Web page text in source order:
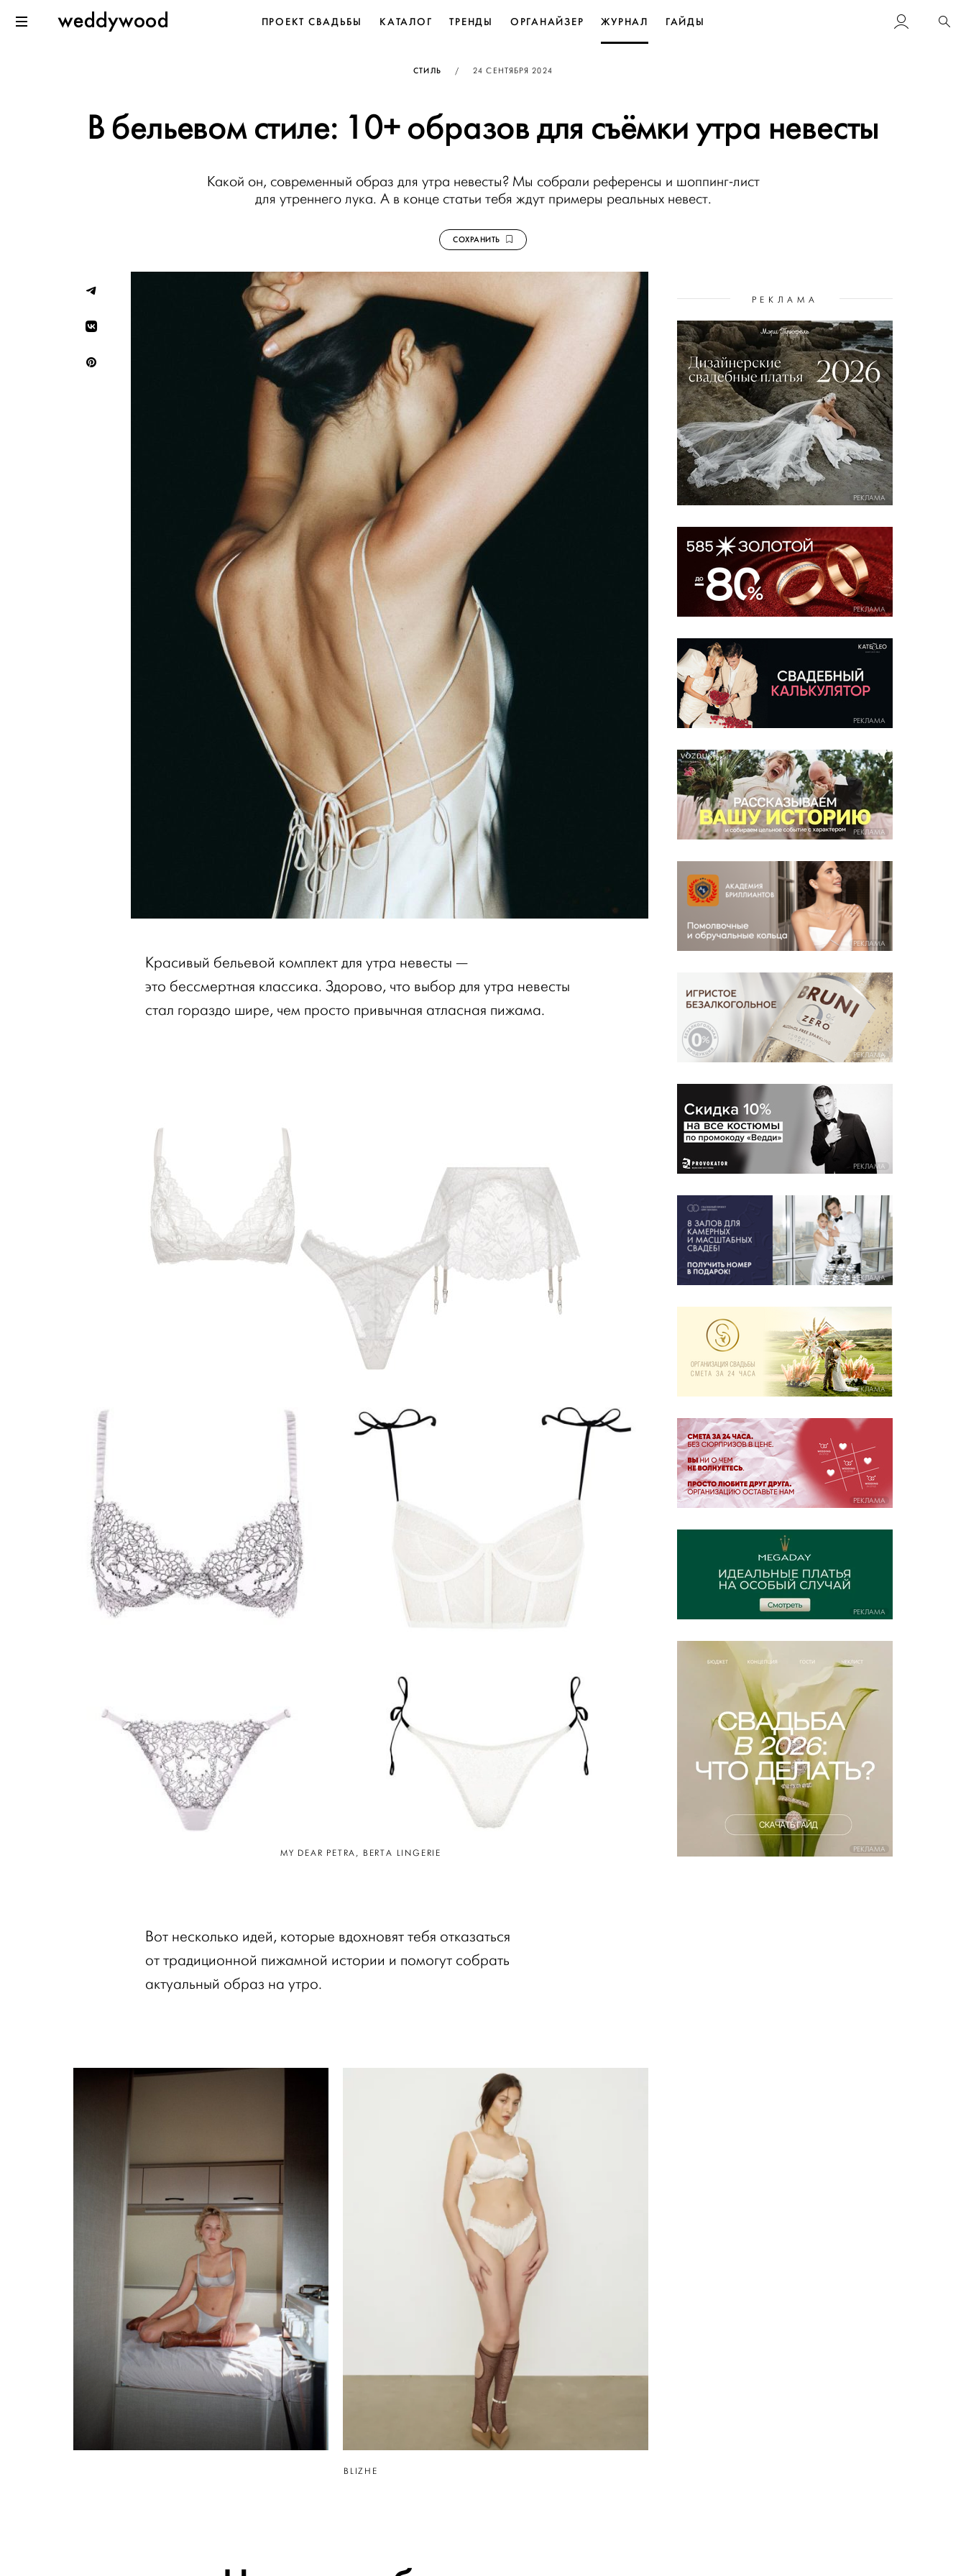
к содержанию
WeddywoodПРОЕКТ СВАДЬБЫ КАТАЛОГ ТРЕНДЫ ОРГАНАЙЗЕР ЖУРНАЛ ГАЙДЫ
СТИЛЬ / ОПУБЛИКОВАНО
24 СЕНТЯБРЯ 2024
В бельевом стиле: 10+ образов для съёмки утра невесты
Какой он, современный образ для утра невесты? Мы собрали референсы и шоппинг-лист
для утреннего лука. А в конце статьи тебя ждут примеры реальных невест.
СОХРАНИТЬ
Красивый бельевой комплект для утра невесты —
это бессмертная классика. Здорово, что выбор для утра невесты
стал гораздо шире, чем просто привычная атласная пижама.
MY DEAR PETRA, BERTA LINGERIE
Вот несколько идей, которые вдохновят тебя отказаться
от традиционной пижамной истории и помогут собрать
актуальный образ на утро.
BLIZHE
РЕКЛАМА
РЕКЛАМА
РЕКЛАМА
РЕКЛАМА
РЕКЛАМА
РЕКЛАМА
РЕКЛАМА
РЕКЛАМА
РЕКЛАМА
РЕКЛАМА
РЕКЛАМА
РЕКЛАМА
РЕКЛАМА